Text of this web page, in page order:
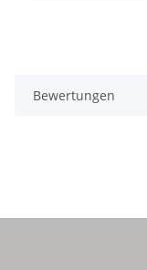
Bewertungen